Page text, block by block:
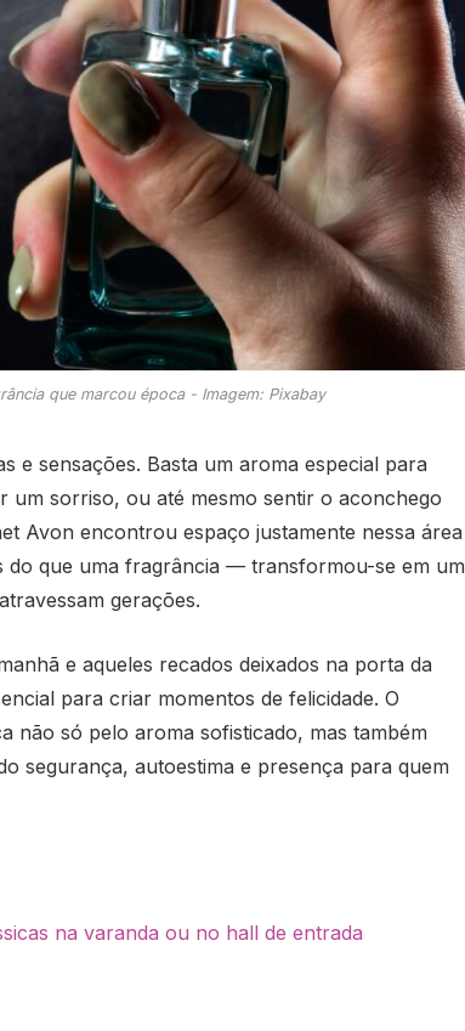
que marcou época - Imagem: Pixabay
e sensações. Basta um aroma especial para
sorriso, ou até mesmo sentir o aconchego
Avon encontrou espaço justamente nessa área
do que uma fragrância — transformou-se em um
gerações.
e aqueles recados deixados na porta da
para criar momentos de felicidade. O
não só pelo aroma sofisticado, mas também
segurança, autoestima e presença para quem
na varanda ou no hall de entrada